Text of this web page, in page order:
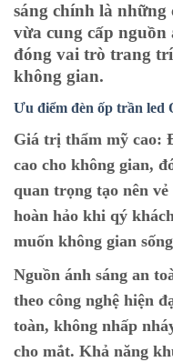
sáng chính là
vừa cung cấp
đóng vai trò trang
không gian.
Ưu điểm đèn ốp trần led
Giá trị thẩm mỹ cao:
cao cho không gian,
quan trọng tạo nên
hoàn hảo khi qý
muốn không gian
Nguồn ánh sáng an
theo công nghệ hiện
toàn, không nhấp
cho mắt. Khả năng